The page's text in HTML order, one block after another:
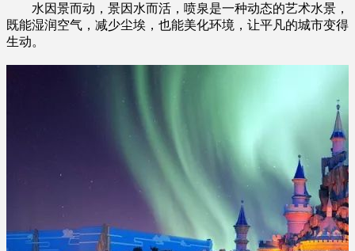
水因景而动，景因水而活，喷泉是一种动态的艺术水景，
既能湿润空气，减少尘埃，也能美化环境，让平凡的城市变得
生动。